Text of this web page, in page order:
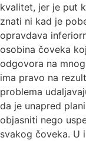
kvalitet, jer je put
znati ni kad je
opravdava
osobina čoveka
odgovora na
ima pravo na
problema
da je unapred
objasniti nego
svakog čoveka. U